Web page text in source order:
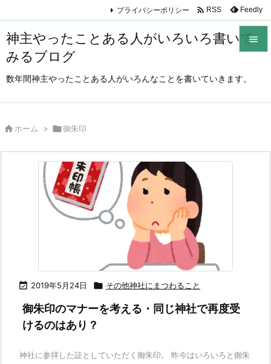
神主やったことある人がいろいろ書いて
みるブログ
数年間神主やったことある人がいろんなことを書いていきます。

プライバシーポリシー  RSS Feedly
 ホーム > 御朱印
 2019年5月24日  その他神社にまつわること
御朱印のマナーを考える・同じ神社で再度受
けるのはあり？
神社に参拝した証としていただく御朱印。 昨今はいろいろと御朱